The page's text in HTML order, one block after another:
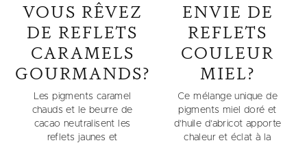
VOUS RÊVEZ
DE REFLETS
CARAMELS
GOURMANDS?
Les pigments caramel
chauds et le beurre de
cacao neutralisent les
reflets jaunes et
ENVIE DE
REFLETS
COULEUR
MIEL?
Ce mélange unique de
pigments miel doré et
d’huile d’abricot apporte
chaleur et éclat à la